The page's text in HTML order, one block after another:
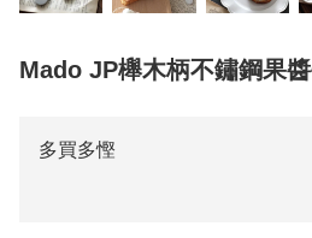
Mado JP櫸木柄不鏽鋼果
多買多慳